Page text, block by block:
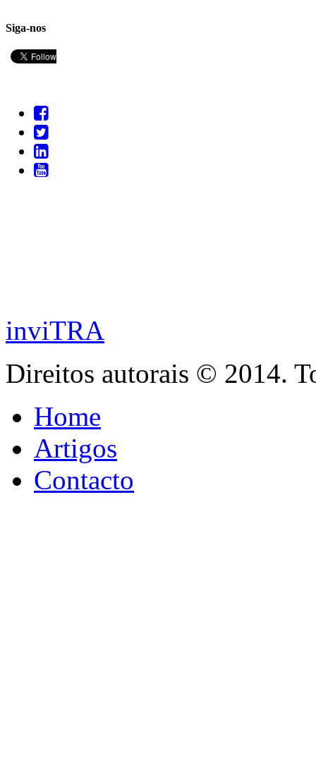
Siga-nos
inviTRA
Direitos autorais © 2014.
Home
Artigos
Contacto